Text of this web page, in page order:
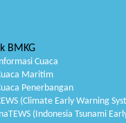
BMKG
Cuaca
Maritim
Penerbangan
(Climate Early Warning
(Indonesia Tsunami